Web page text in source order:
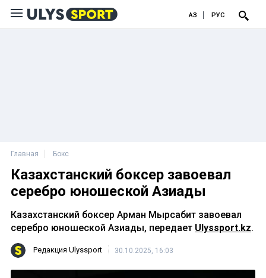
ҚАЗ РУС
Главная Бокс
Казахстанский боксер завоевал
серебро юношеской Азиады
Казахстанский боксер Арман Мырсабит завоевал
серебро юношеской Азиады, передает Ulyssport.kz.
Редакция Ulyssport 30.10.2025, 16:03